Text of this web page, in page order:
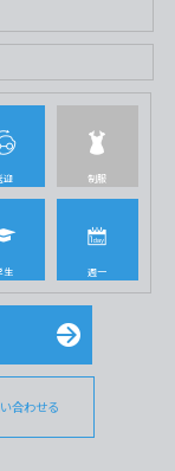
迎 制服
生 週一
合わせる